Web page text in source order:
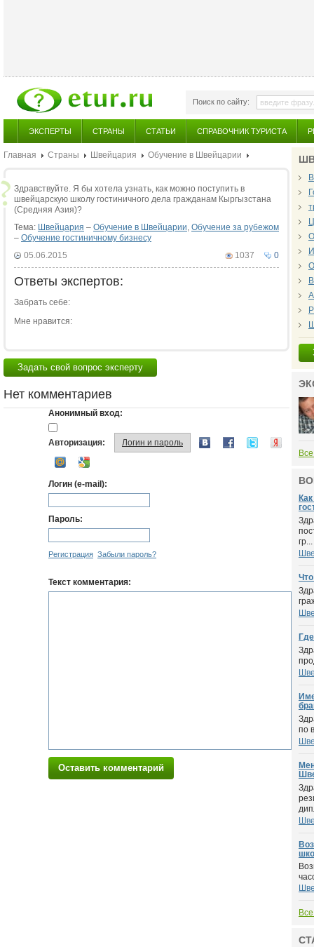
Поиск по сайту:
ЭКСПЕРТЫ СТРАНЫ СТАТЬИ СПРАВОЧНИК ТУРИСТА
Главная Страны Швейцария Обучение в Швейцарии
Здравствуйте. Я бы хотела узнать, как можно поступить в
швейцарскую школу гостиничного дела гражданам Кыргызстана
(Средняя Азия)?
Тема: Швейцария – Обучение в Швейцарии, Обучение за рубежом
– Обучение гостиничному бизнесу
0
1037
05.06.2015
Ответы экспертов:
Забрать себе:
Мне нравится:
Задать свой вопрос эксперту
Нет комментариев
Анонимный вход:
Авторизация: Логин и пароль
Логин (e-mail):
Пароль:
Регистрация Забыли пароль?
Текст комментария:
Оставить комментарий
гр...
по